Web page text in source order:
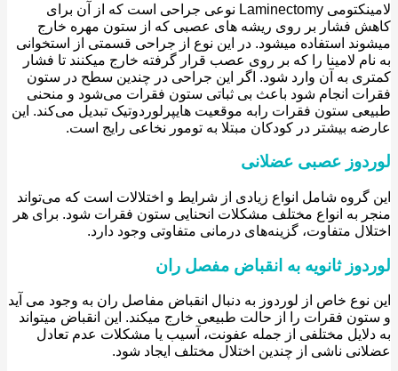
لامینکتومی Laminectomy نوعی جراحی است که از آن برای
فشار بر روی ریشه های عصبی که از ستون مهره خارج
استفاده میشود. در این نوع از جراحی قسمتی از استخوانی
لامینا را که بر روی عصب قرار گرفته خارج میکنند تا فشار
به آن وارد شود. اگر این جراحی در چندین سطح در ستون
انجام شود باعث بی ثباتی ستون فقرات می‌شود و منحنی
ستون فقرات رابه موقعیت هایپرلوردوتیک تبدیل می‌کند. این
بیشتر در کودکان مبتلا به تومور نخاعی رایج است.
عصبی عضلانی
شامل انواع زیادی از شرایط و اختلالات است که می‌تواند
به انواع مختلف مشکلات انحنایی ستون فقرات شود. برای هر
متفاوت، گزینه‌های درمانی متفاوتی وجود دارد.
ثانویه به انقباض مفصل ران
نوع خاص از لوردوز به دنبال انقباض مفاصل ران به وجود می آید
فقرات را از حالت طبیعی خارج میکند. این انقباض میتواند
مختلفی از جمله عفونت، آسیب یا مشکلات عدم تعادل
ناشی از چندین اختلال مختلف ایجاد شود.